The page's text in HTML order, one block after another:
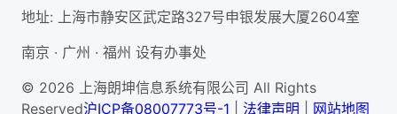
地址: 上海市静安区武定路327号申银发展大厦2604室
南京 · 广州 · 福州 设有办事处
© 2026 上海朗坤信息系统有限公司 All Rights
Reserved沪ICP备08007773号-1 法律声明 网站地图